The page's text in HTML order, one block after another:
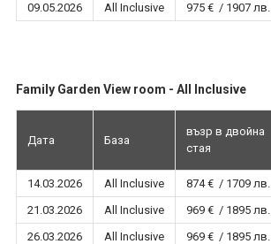
09.05.2026
All Inclusive 975 € / 1907 лв.
Family Garden View room - All Inclusive
Дата База
възр в двойна
стая
14.03.2026 All Inclusive 874 € / 1709 лв.
21.03.2026
All Inclusive 969 € / 1895 лв.
26.03.2026
All Inclusive 969 € / 1895 лв.